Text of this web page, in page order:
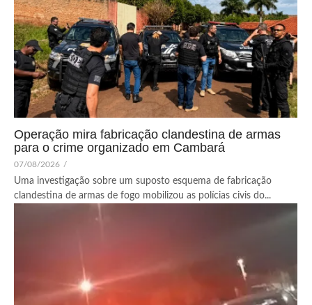
Operação mira fabricação clandestina de armas
para o crime organizado em Cambará
07/08/2026 /
Uma investigação sobre um suposto esquema de fabricação
clandestina de armas de fogo mobilizou as polícias civis do...